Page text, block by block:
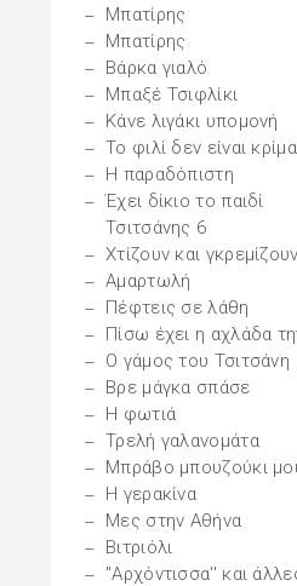
Μπατίρης
Μπατίρης
Βάρκα γιαλό
Μπαξέ Τσιφλίκι
Κάνε λιγάκι υπομονή
Το φιλί δεν είναι κρίμα
Η παραδόπιστη
Έχει δίκιο το παιδί
Τσιτσάνης 6
Χτίζουν και
Αμαρτωλή
Πέφτεις σε λάθη
Πίσω έχει η αχλάδα
Ο γάμος του Τσιτσάνη
Βρε μάγκα σπάσε
Η φωτιά
Τρελή γαλανομάτα
Μπράβο μπουζούκι
Η γερακίνα
Μες στην Αθήνα
Βιτριόλι
"Αρχόντισσα'' και